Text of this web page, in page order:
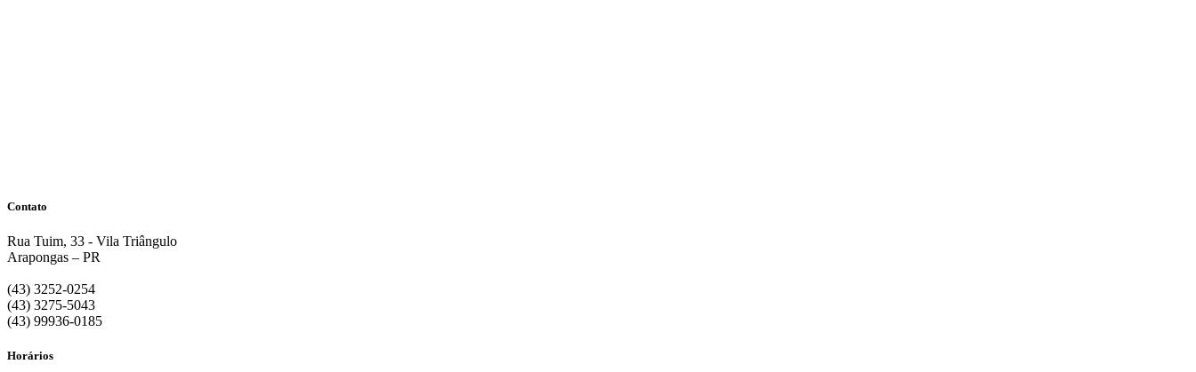
Contato
Rua Tuim, 33 - Vila Triângulo
Arapongas – PR
(43) 3252-0254
(43) 3275-5043
(43) 99936-0185
Horários